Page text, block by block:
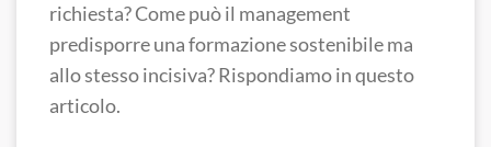
richiesta? Come può il management
predisporre una formazione sostenibile ma
allo stesso incisiva? Rispondiamo in questo
articolo.